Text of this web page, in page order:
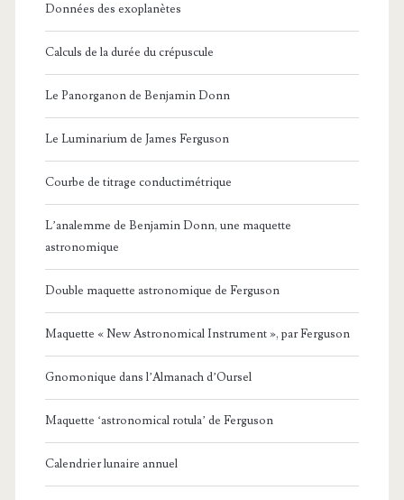
Données des exoplanètes
Calculs de la durée du crépuscule
Le Panorganon de Benjamin Donn
Le Luminarium de James Ferguson
Courbe de titrage conductimétrique
L’analemme de Benjamin Donn, une maquette
astronomique
Double maquette astronomique de Ferguson
Maquette « New Astronomical Instrument », par Ferguson
Gnomonique dans l’Almanach d’Oursel
Maquette ‘astronomical rotula’ de Ferguson
Calendrier lunaire annuel